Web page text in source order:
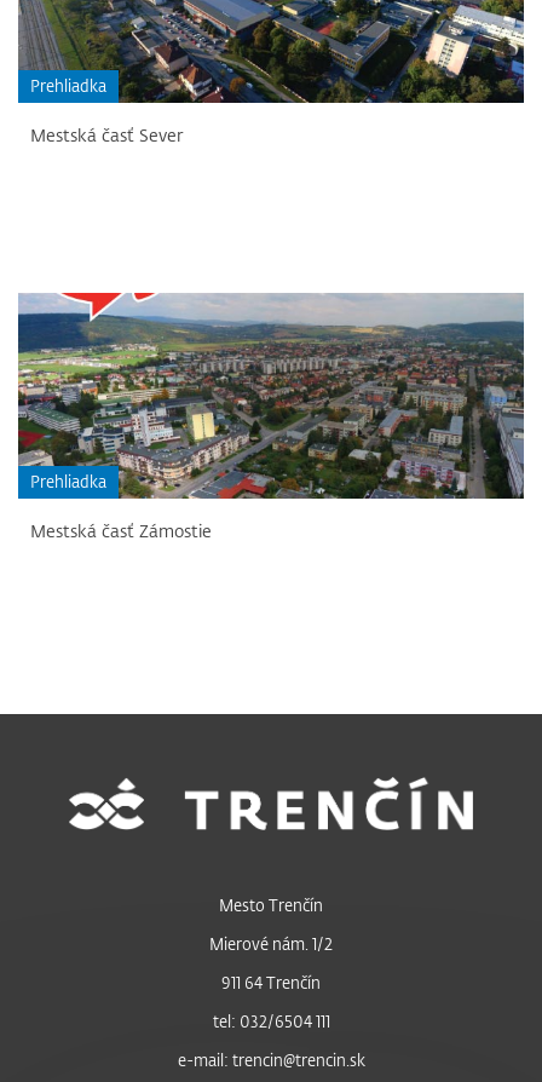
Prehliadka
Mestská časť Sever
Prehliadka
Mestská časť Zámostie
Mesto Trenčín
Mierové nám. 1/2
911 64 Trenčín
tel: 032/6504 111
e-mail: trencin@trencin.sk